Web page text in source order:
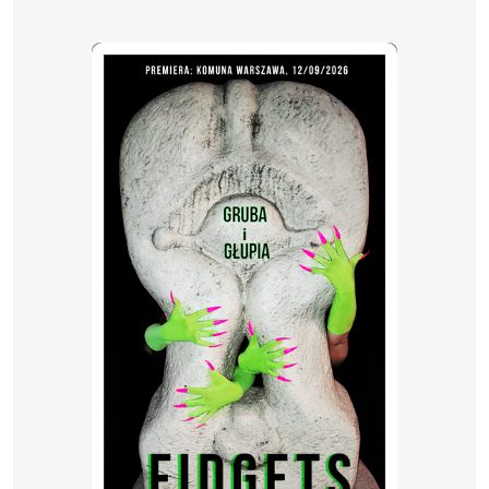
Choreografia i performans:Patrycja Marszałek,
Yelyzaveta Tereshonok, Agnieszka Bednarz-Tyran,
Natalia Myczewska
Wykonanie arii operowych:Anna Zawisza
Multimedia i identyfikacja graficzna:Weronika Wawryk
Kostiumy:Elżbieta Kwasek
Współpraca scenograficzna:Mateusz Hajdo,
Scenografia Plus
Filip Marszałek
Borys Dubiański
Współpraca dramaturgiczna i produkcja: Izabela
: Paweł Łyskawa
Krakowski Teatr Tańca
Ośrodek Dokumentacji Sztuki Tadeusza
Kantora CRICOTEKA
Wsparcie premiery:Fundacja Zawsze Silni
Spektakl sfinansowany przez Unię Europejską